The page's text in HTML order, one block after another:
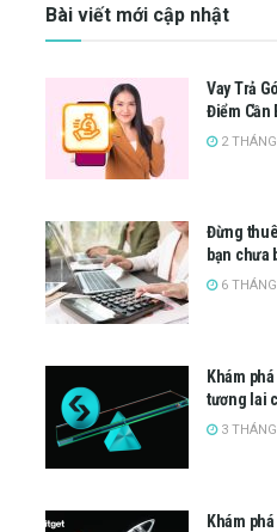
Bài viết mới cập nhật
Vay Trả
Điểm Cần
2
Đừng
bạn chưa
6
Khám
tương lai
3
Khám